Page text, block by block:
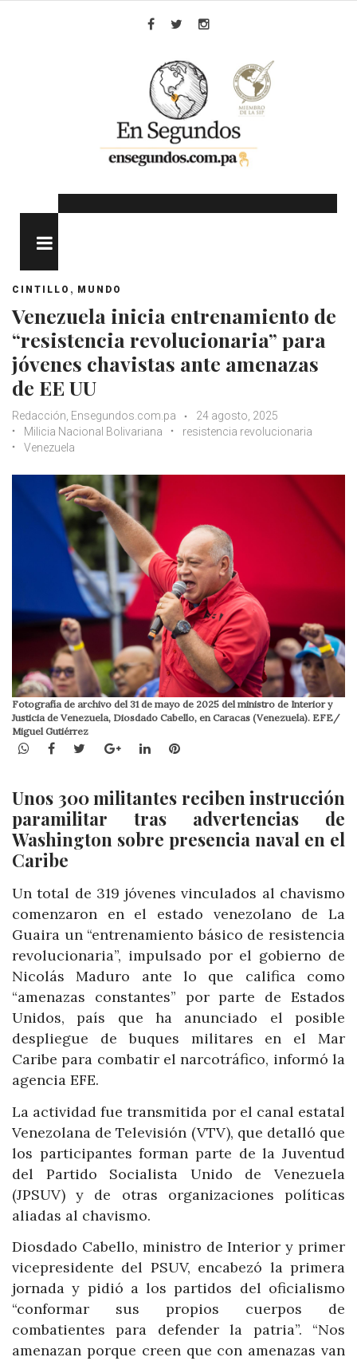
CINTILLO , MUNDO
Venezuela inicia entrenamiento de
“resistencia revolucionaria” para
jóvenes chavistas ante amenazas
de EE UU
Redacción, Ensegundos.com.pa
24 agosto, 2025
Milicia Nacional Bolivariana
resistencia revolucionaria
Venezuela
Fotografía de archivo del 31 de mayo de 2025 del ministro de Interior y
Justicia de Venezuela, Diosdado Cabello, en Caracas (Venezuela). EFE/
Miguel Gutiérrez
WhatsApp
Facebook
TwitterGoogle+LinkedInPinterest
Unos 300 militantes reciben instrucción
paramilitar tras advertencias de
Washington sobre presencia naval en el
Caribe
Un total de 319 jóvenes vinculados al chavismo
comenzaron en el estado venezolano de La
Guaira un “entrenamiento básico de resistencia
revolucionaria”, impulsado por el gobierno de
Nicolás Maduro ante lo que califica como
“amenazas constantes” por parte de Estados
Unidos, país que ha anunciado el posible
despliegue de buques militares en el Mar
Caribe para combatir el narcotráfico, informó la
agencia EFE.
La actividad fue transmitida por el canal estatal
Venezolana de Televisión (VTV), que detalló que
los participantes forman parte de la Juventud
del Partido Socialista Unido de Venezuela
(JPSUV) y de otras organizaciones políticas
aliadas al chavismo.
Diosdado Cabello, ministro de Interior y primer
vicepresidente del PSUV, encabezó la primera
jornada y pidió a los partidos del oficialismo
“conformar sus propios cuerpos de
combatientes para defender la patria”. “Nos
amenazan porque creen que con amenazas van